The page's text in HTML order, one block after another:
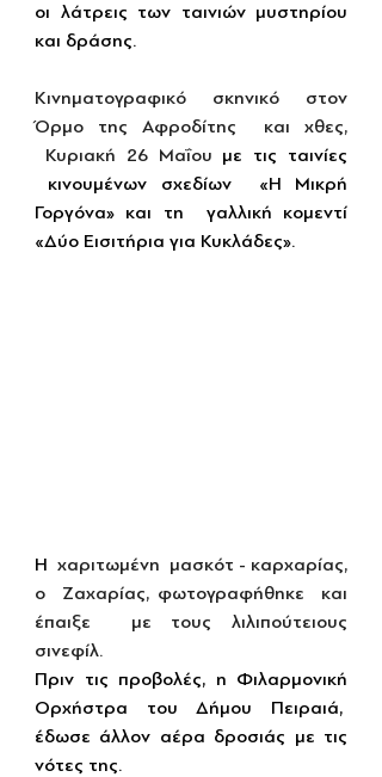
οι λάτρεις των ταινιών μυστηρίου
και δράσης.
Κινηματογραφικό σκηνικό στον
Όρμο της Αφροδίτης  και χθες,
Κυριακή 26 Μαΐου με τις ταινίες
κινουμένων σχεδίων  «Η Μικρή
Γοργόνα» και τη  γαλλική κομεντί
«Δύο Εισιτήρια για Κυκλάδες».
Η χαριτωμένη  μασκότ - καρχαρίας,
ο  Ζαχαρίας, φωτογραφήθηκε  και
έπαιξε  με τους λιλιπούτειους
σινεφίλ.
Πριν τις προβολές, η Φιλαρμονική
Ορχήστρα του Δήμου Πειραιά,
έδωσε άλλον αέρα δροσιάς με τις
νότες της.